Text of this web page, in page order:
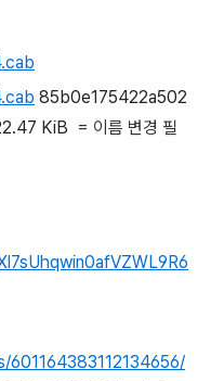
85b0e175422a502
KiB = 이름 변경 필